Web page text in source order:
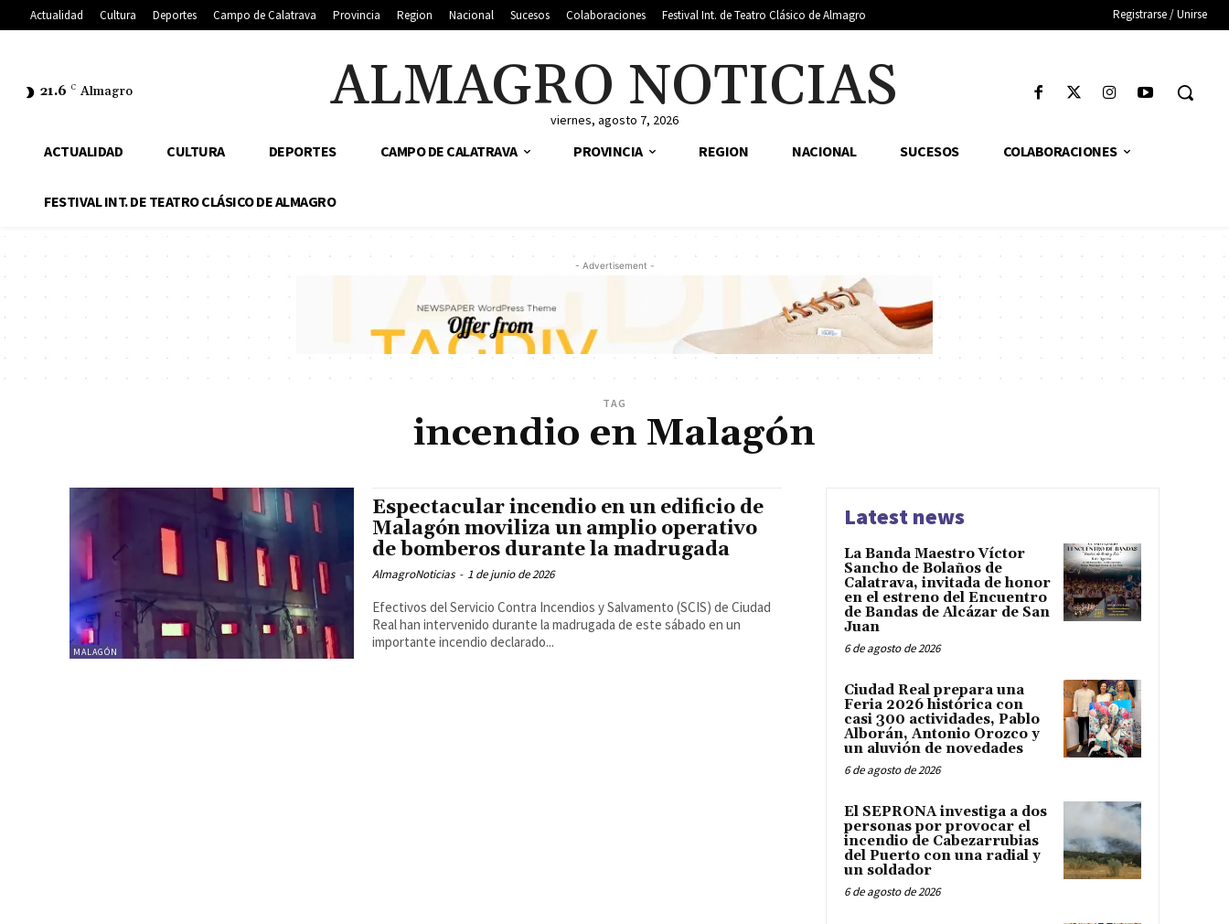
Actualidad Cultura Deportes Campo de Calatrava Provincia Region Nacional Sucesos Colaboraciones Festival Int. de Teatro Clásico de Almagro Registrarse / Unirse
21.6 C Almagro ALMAGRO NOTICIAS
viernes, agosto 7, 2026
ACTUALIDAD CULTURA DEPORTES CAMPO DE CALATRAVA PROVINCIA REGION NACIONAL SUCESOS COLABORACIONES
FESTIVAL INT. DE TEATRO CLÁSICO DE ALMAGRO
- Advertisement -
TAG
incendio en Malagón
MALAGÓN
Espectacular incendio en un edificio de
Malagón moviliza un amplio operativo
de bomberos durante la madrugada
AlmagroNoticias - 1 de junio de 2026
Efectivos del Servicio Contra Incendios y Salvamento (SCIS) de Ciudad
Real han intervenido durante la madrugada de este sábado en un
importante incendio declarado...
Latest news
La Banda Maestro Víctor
Sancho de Bolaños de
Calatrava, invitada de honor
en el estreno del Encuentro
de Bandas de Alcázar de San
Juan
6 de agosto de 2026
Ciudad Real prepara una
Feria 2026 histórica con
casi 300 actividades, Pablo
Alborán, Antonio Orozco y
un aluvión de novedades
6 de agosto de 2026
El SEPRONA investiga a dos
personas por provocar el
incendio de Cabezarrubias
del Puerto con una radial y
un soldador
6 de agosto de 2026